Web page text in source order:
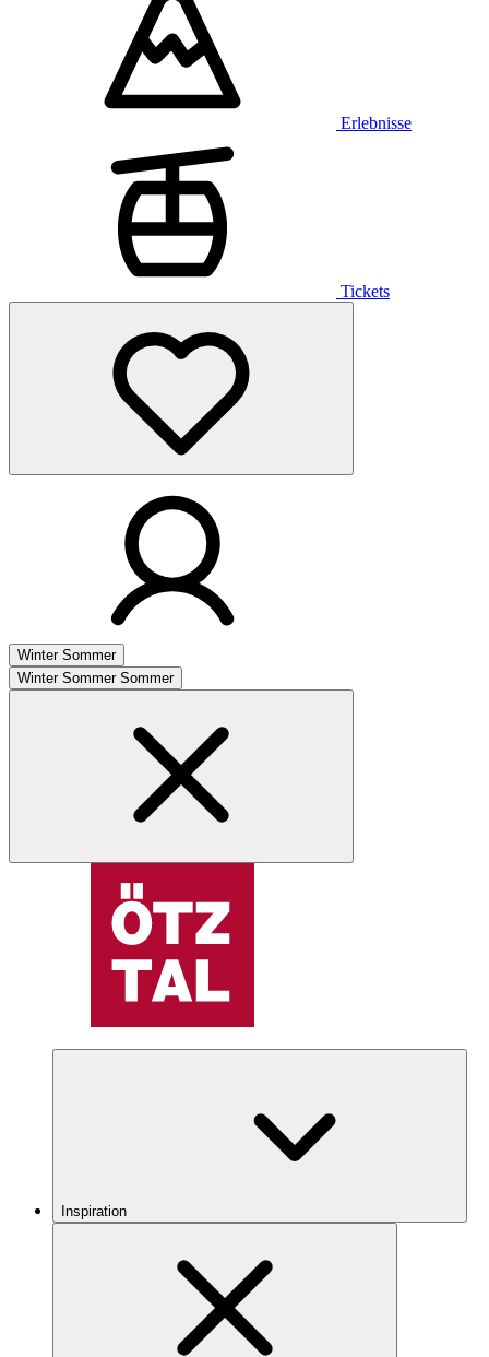
Erlebnisse
Tickets
Winter Sommer
Winter Sommer Sommer
Inspiration